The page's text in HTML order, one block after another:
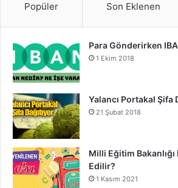
Popüler Son Eklenen
Para Gönderirken
1 Ekim 2018
Yalancı Portakal Şifa
21 Şubat 2018
Milli Eğitim Bakanlığı
Edilir?
1 Kasım 2021